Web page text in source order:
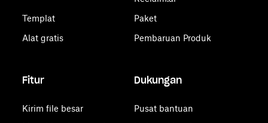
Templat
Alat gratis
Paket
Pembaruan Produk
Fitur
Kirim file besar
Dukungan
Pusat bantuan